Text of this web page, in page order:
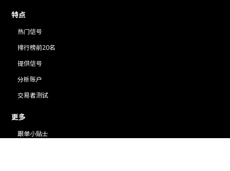
特点
热门信号
排行榜前20名
提供信号
分析账户
交易者测试
更多
跟单小贴士